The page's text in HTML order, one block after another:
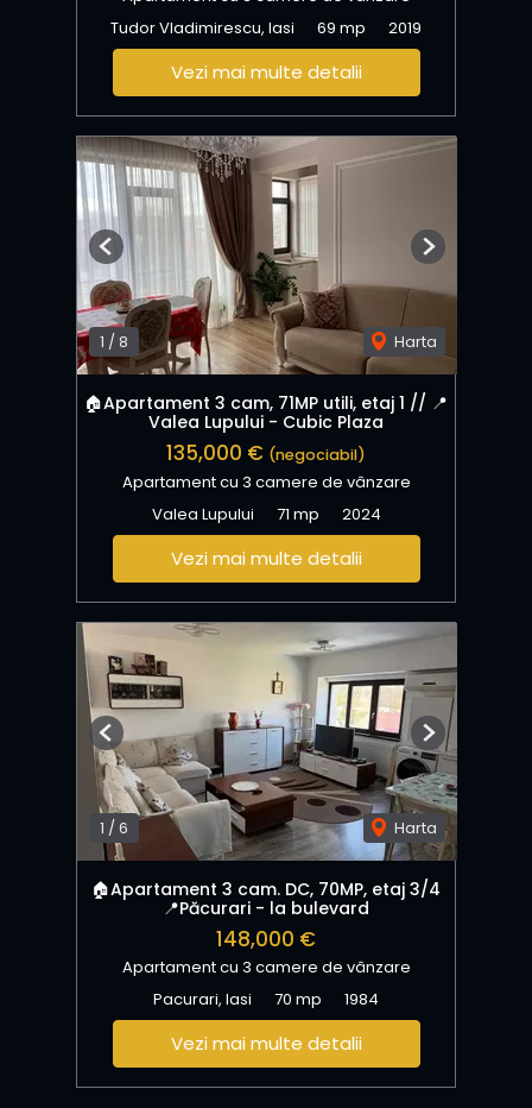
Tudor Vladimirescu, Iasi
69 mp 2019
Vezi mai multe detalii
1 /8 Harta
Previous Next
🏠Apartament 3 cam, 71MP utili, etaj 1 // 📍
Valea Lupului - Cubic Plaza
135,000 € (negociabil)
Apartament cu 3 camere de vânzare
Valea Lupului
71 mp 2024
Vezi mai multe detalii
1 /6 Harta
Previous Next
🏠Apartament 3 cam. DC, 70MP, etaj 3/4
📍Păcurari - la bulevard
148,000 €
Apartament cu 3 camere de vânzare
Pacurari, Iasi
70 mp 1984
Vezi mai multe detalii